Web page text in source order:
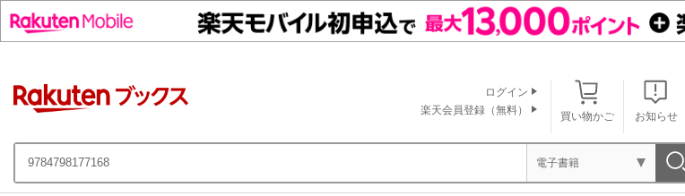
買い物かご お知らせ
ログイン
楽天会員登録（無料）
電子書籍